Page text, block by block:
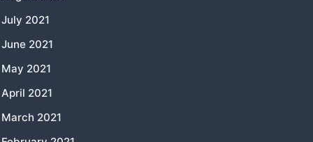
July 2021
June 2021
May 2021
April 2021
March 2021